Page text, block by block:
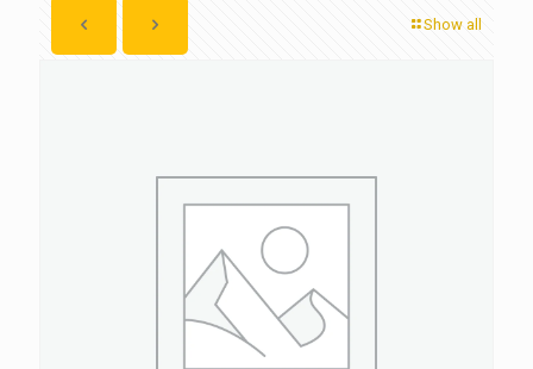
Show all